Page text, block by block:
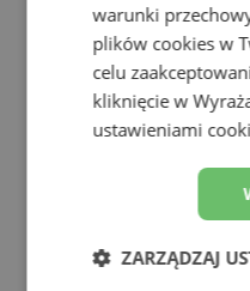
warunki
plików cookies w
celu
kliknięcie w
ustawieniami
ZARZĄDZAJ